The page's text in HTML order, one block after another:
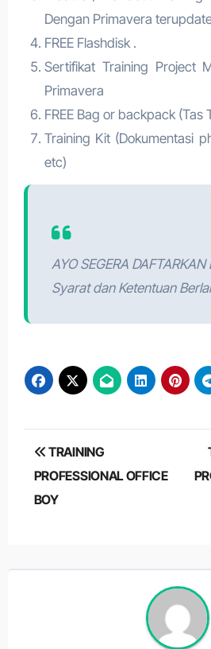
Dengan Primavera
FREE Flashdisk .
Sertifikat Training Project
Primavera
FREE Bag or backpack (Tas
Training Kit (Dokumentasi
etc)
AYO SEGERA DAFTARKAN
Syarat dan Ketentuan
Post
navigation
TRAINING
PROFESSIONAL OFFICE
BOY